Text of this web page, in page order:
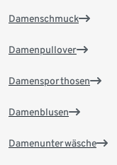
Damenschmuck
Damenpullover
Damensporthosen
Damenblusen
Damenunterwäsche